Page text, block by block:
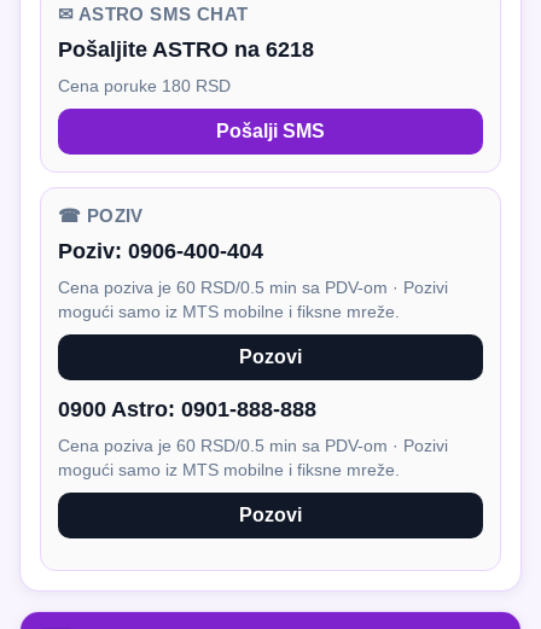
✉ ASTRO SMS CHAT
Pošaljite ASTRO na 6218
Cena poruke 180 RSD
Pošalji SMS
☎ POZIV
Poziv: 0906-400-404
Cena poziva je 60 RSD/0.5 min sa PDV-om · Pozivi
mogući samo iz MTS mobilne i fiksne mreže.
Pozovi
0900 Astro: 0901-888-888
Cena poziva je 60 RSD/0.5 min sa PDV-om · Pozivi
mogući samo iz MTS mobilne i fiksne mreže.
Pozovi